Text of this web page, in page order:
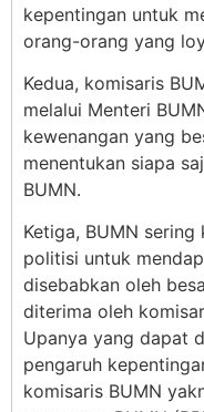
kepentingan untuk
orang-orang yang
Kedua, komisaris
melalui Menteri
kewenangan yang
menentukan siapa
BUMN.
Ketiga, BUMN
politisi untuk
disebabkan oleh
diterima oleh
Upanya yang dapat
pengaruh
komisaris BUMN